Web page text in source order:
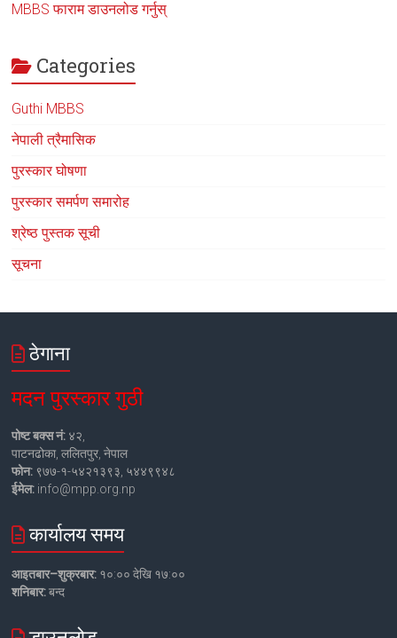
MBBS फाराम डाउनलोड गर्नुस्
Categories
Guthi MBBS
नेपाली त्रैमासिक
पुरस्कार घोषणा
पुरस्कार समर्पण समारोह
श्रेष्ठ पुस्तक सूची
सूचना
ठेगाना
मदन पुरस्कार गुठी
पोष्ट बक्स नं: ४२,
पाटनढोका, ललितपुर, नेपाल
फोन: ९७७-१-५४२१३९३, ५४४९९४८
ईमेल: info@mpp.org.np
कार्यालय समय
आइतबार–शुक्रबार: १०:०० देखि १७:००
शनिबार:बन्द